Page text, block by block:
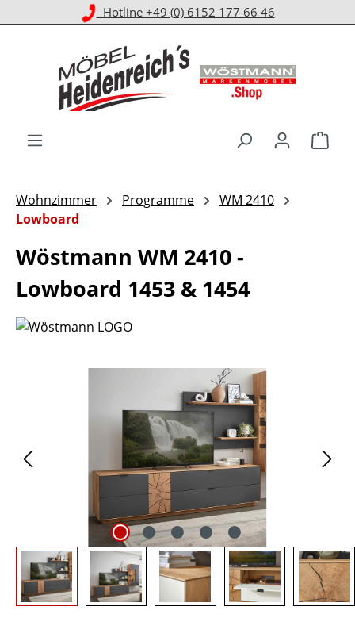
Zum Hauptinhalt springen
Kostenloser Versand ab 1.000 € EKwert**
Wohnzimmer Programme
WM 2410
Lowboard
Wöstmann WM 2410 -
Lowboard 1453 & 1454